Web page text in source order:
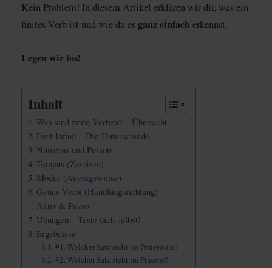
Kein Problem! In diesem Artikel erklären wir dir, was ein
finites Verb ist und wie du es ganz einfach erkennst.
Legen wir los!
Inhalt
Was sind finite Verben? – Übersicht
Finit Infinit – Die Unterschiede
Numerus und Person
Tempus (Zeitform)
Modus (Aussageweise)
Genus Verbi (Handlungsrichtung) –
Aktiv & Passiv
Übungen – Teste dich selbst!
Ergebnisse
#1. Welcher Satz steht im Präteritum?
#2. Welcher Satz steht im Präsens?